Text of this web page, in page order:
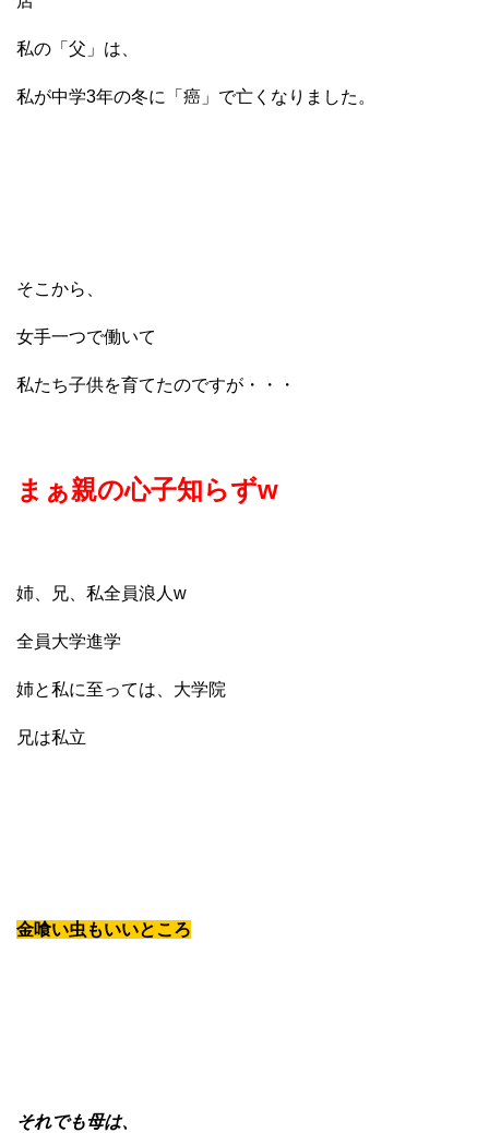
私の「父」は、
私が中学3年の冬に「癌」で亡くなりました。
そこから、
女手一つで働いて
私たち子供を育てたのですが・・・
まぁ親の心子知らずw
姉、兄、私全員浪人w
全員大学進学
姉と私に至っては、大学院
兄は私立
金喰い虫もいいところ
それでも母は、